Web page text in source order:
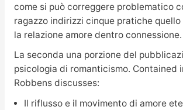
come si può correggere problematico
ragazzo indirizzi cinque pratiche
la relazione amore dentro connessione.
La seconda una porzione del
psicologia di romanticismo. Contained
Robbens discusses:
Il riflusso e il movimento di amore